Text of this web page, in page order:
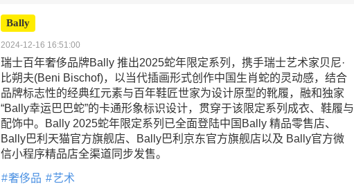
Bally
2024-12-16 16:51:00
瑞士百年奢侈品牌Bally 推出2025蛇年限定系列，携手瑞士艺术家贝尼·
比朔夫(Beni Bischof)，以当代插画形式创作中国生肖蛇的灵动感，结合
品牌标志性的经典红元素与百年鞋匠世家为设计原型的靴履，融和独家
“Bally幸运巴巴蛇”的卡通形象标识设计，贯穿于该限定系列成衣、鞋履与
配饰中。Bally 2025蛇年限定系列已全面登陆中国Bally 精品零售店、
Bally巴利天猫官方旗舰店、Bally巴利京东官方旗舰店以及 Bally官方微
信小程序精品店全渠道同步发售。
奢侈品 艺术